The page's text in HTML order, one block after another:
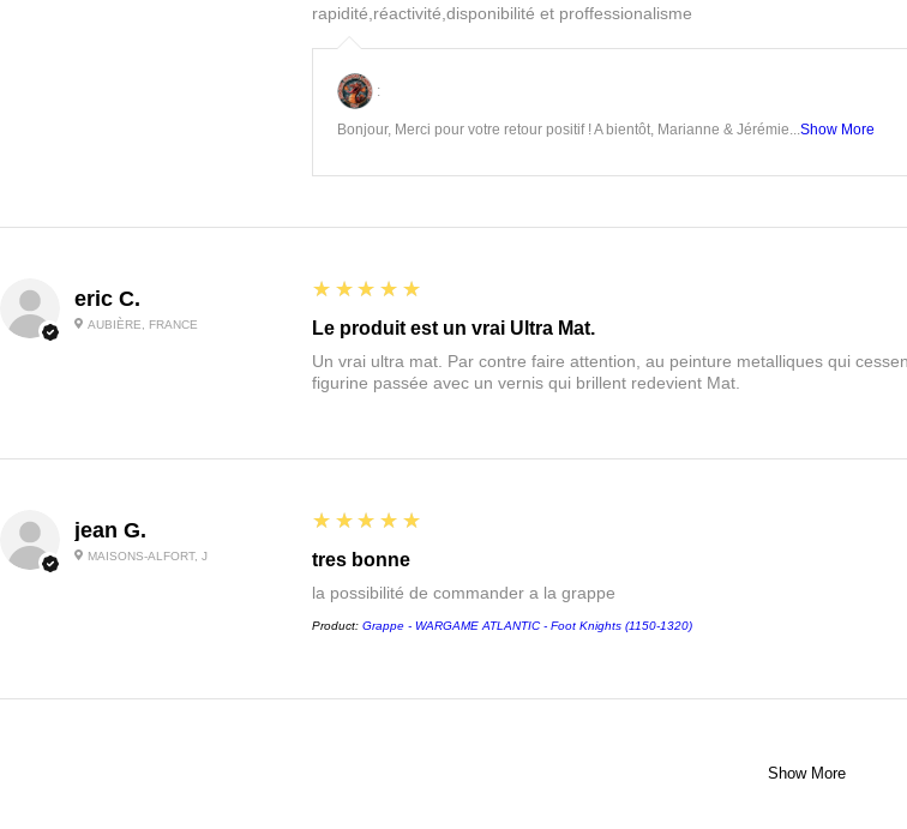
rapidité,réactivité,disponibilité et proffessionalisme
:
Bonjour, Merci pour votre retour positif ! A bientôt, Marianne & Jérémie...Show More
eric C.
AUBIÈRE, FRANCE
5
★★★★★
Le produit est un vrai Ultra Mat.
Un vrai ultra mat. Par contre faire attention, au peinture metalliques qui
figurine passée avec un vernis qui brillent redevient Mat.
jean G.
MAISONS-ALFORT, J
5
★★★★★
tres bonne
la possibilité de commander a la grappe
Product: Grappe - WARGAME ATLANTIC - Foot Knights (1150-1320)
Show More